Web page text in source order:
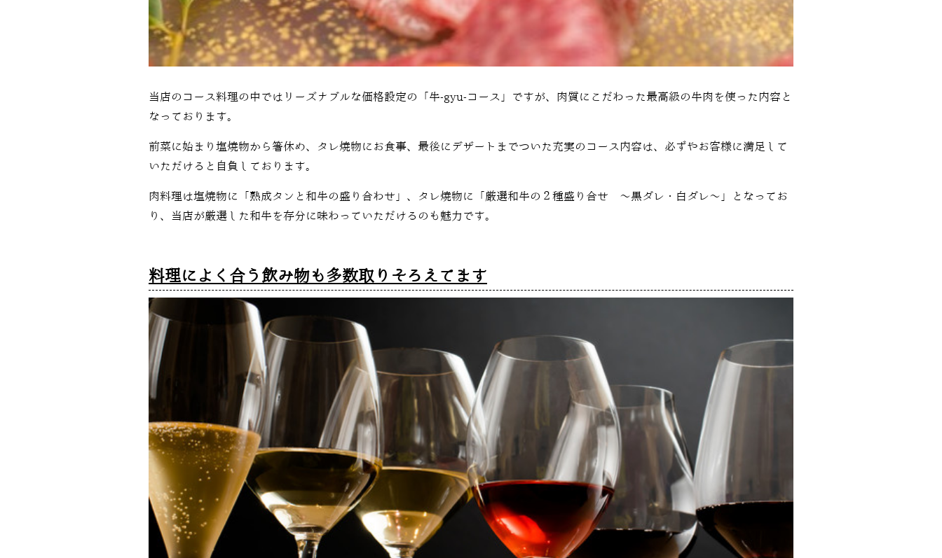
当店のコース料理の中ではリーズナブルな価格設定の「牛-gyu-コース」ですが、肉質にこだわった最高級の牛肉を使った内容と
なっております。
前菜に始まり塩焼物から箸休め、タレ焼物にお食事、最後にデザートまでついた充実のコース内容は、必ずやお客様に満足して
いただけると自負しております。
肉料理は塩焼物に「熟成タンと和牛の盛り合わせ」、タレ焼物に「厳選和牛の２種盛り合せ 〜黒ダレ・白ダレ〜」となってお
り、当店が厳選した和牛を存分に味わっていただけるのも魅力です。
料理によく合う飲み物も多数取りそろえてます